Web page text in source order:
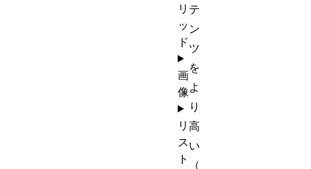
テ
ン
ツ
を
よ
り
高
い
（
リ
ッ
ド
画
像
リ
ス
ト